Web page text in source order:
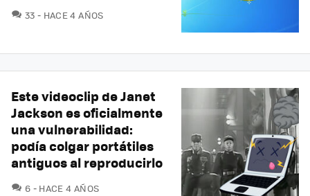
33 COMENTARIOS
HACE 4 AÑOS
Este videoclip de Janet
Jackson es oficialmente
una vulnerabilidad:
podía colgar portátiles
antiguos al reproducirlo
6 COMENTARIOS
HACE 4 AÑOS